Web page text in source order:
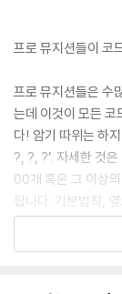
생략법칙을 사용하
코드진행에서 손가
Chapter : 7 정리
칼럼 98
번외편 알아두면 유
코드진행의 기본
공원에 잠시 들러보자
‘도레미파솔라시’
다이아토닉 코드를
프로 뮤지션들이 코
프로 뮤지션들은 수
는데 이것이 모든 코
다! 암기 따위는 하
?, ?, ?’. 자세한 것
00개 혹은 그 이상
됩니다. 기본법칙,
생략 법칙으로 600